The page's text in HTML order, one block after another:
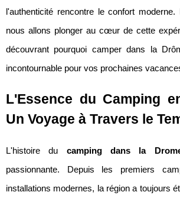
l'authenticité rencontre le confort
nous allons plonger au cœur de cette
découvrant pourquoi camper dans la
incontournable pour vos prochaines
L'Essence du Camping
Un Voyage à Travers le
L'histoire du camping dans la
passionnante. Depuis les premiers
installations modernes, la région a toujours